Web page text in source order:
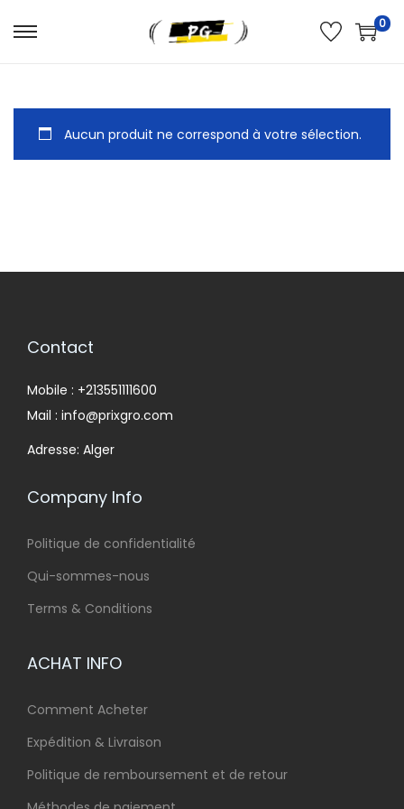
0
Aucun produit ne correspond à votre sélection.
Contact
Mobile : +213551111600
Mail : info@prixgro.com
Adresse: Alger
Company Info
Politique de confidentialité
Qui-sommes-nous
Terms & Conditions
ACHAT INFO
Comment Acheter
Expédition & Livraison
Politique de remboursement et de retour